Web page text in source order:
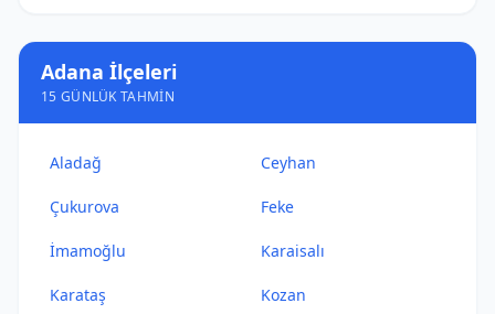
Adana İlçeleri
15 GÜNLÜK TAHMIN
Aladağ Ceyhan
Çukurova Feke
İmamoğlu Karaisalı
Karataş Kozan